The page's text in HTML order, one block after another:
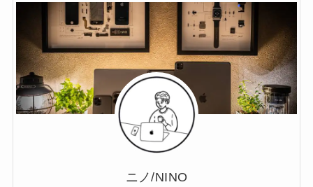
ニノ/NINO